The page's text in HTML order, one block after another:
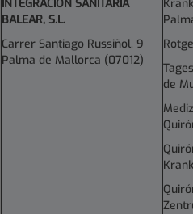
INTEGRACIÓN SANITARIA
BALEAR, S.L.
Carrer Santiago Russiñol, 9
Palma de Mallorca (07012)
de